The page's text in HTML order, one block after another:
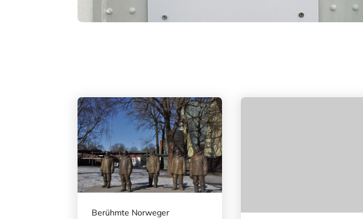
Berühmte Norweger